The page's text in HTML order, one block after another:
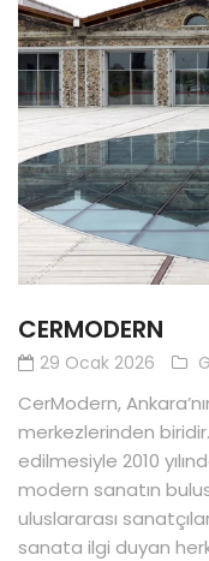
CERMODERN
29 Ocak 2026
CerModern,
merkezlerinden
edilmesiyle 2010
modern sanatın
uluslararası
sanata ilgi duyan